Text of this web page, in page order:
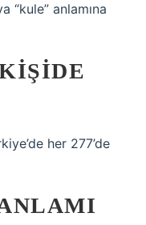
“kule” anlamına
her 277’de